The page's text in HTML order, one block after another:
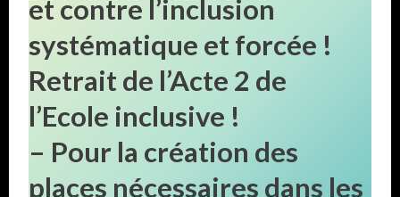
et contre l’inclusion
systématique et forcée !
Retrait de l’Acte 2 de
l’Ecole inclusive !
– Pour la création des
places nécessaires dans les